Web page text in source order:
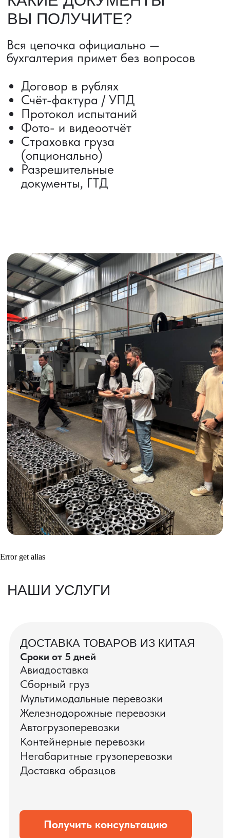
Error get alias
ВЫКУП ТОВАРОВ ИЗ КИТАЯ
Выкуп от 1 000 000 ₽
ИНДИВИДУАЛЬНЫЕ УСЛУГИ
Выгодные условия
Сертификация грузов
Консолидация грузов
Сопровождение грузов
Таможенное оформление
Страхование груза
Временное хранение
Организация производства
Проверка качества товара
Оплата и переговоры
с поставщиком
Инспекция поставщика
Товары для маркетплейсов
Получить консультацию
Получить консультацию
Сроки от 5 дней
Авиадоставка
Мультимодальные перевозки
Железнодорожные перевозки
Автогрузоперевозки
Негабаритные грузоперевозки
Доставка образцов
Получить консультацию
ВАШИ ЗАКАЗЫ
проверок товаров, работы склада,
смотрите в нашем Telegram-канале
ДО ОПЛАТЫ